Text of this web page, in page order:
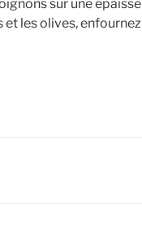
sur une
et les olives,